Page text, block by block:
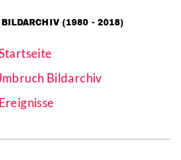
BILDARCHIV (1980 - 2018)
Bildarchiv